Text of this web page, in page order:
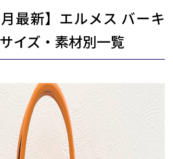
月最新】エルメス バーキ
イズ・素材別一覧